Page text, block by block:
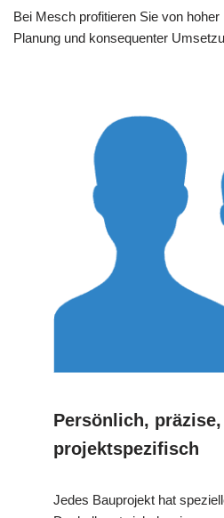
Bei Mesch profitieren Sie von
Planung und konsequenter
Persönlich, präzise,
projektspezifisch
Jedes Bauprojekt hat